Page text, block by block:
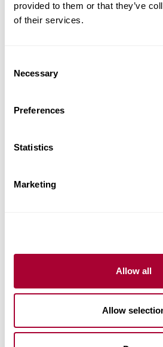
provided to them or that they’ve
of their services.
Selection
Necessary
Preferences
Statistics
Marketing
Allow all
Allow
Parketlögn og viðhald